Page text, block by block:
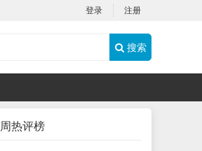
登录 注册
搜索
周热评榜